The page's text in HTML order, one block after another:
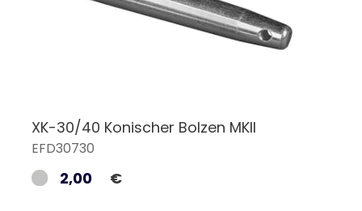
XK-30/40 Konischer Bolzen MKII
EFD30730
2,00 €